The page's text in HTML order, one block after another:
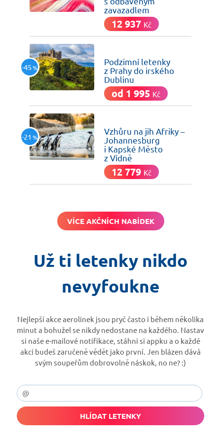
zavazadlem
12 937 Kč
-45%
Podzimní letenky
z Prahy do irského
Dublinu
od 1 995 Kč
-21 %
Vzhůru na jih Afriky –
Johannesburg
i Kapské Město
z Vídně
12 779 Kč
VÍCE AKČNÍCH NABÍDEK
Už ti letenky nikdo
nevyfoukne
Nejlepší akce aerolinek jsou pryč často i během několika
minut a bohužel se nikdy nedostane na každého. Nastav
si naše e-mailové notifikace, stáhni si appku a o každé
akci budeš zaručeně vědět jako první. Jen blázen dává
svým soupeřům dobrovolně náskok, no ne? :)
HLÍDAT LETENKY